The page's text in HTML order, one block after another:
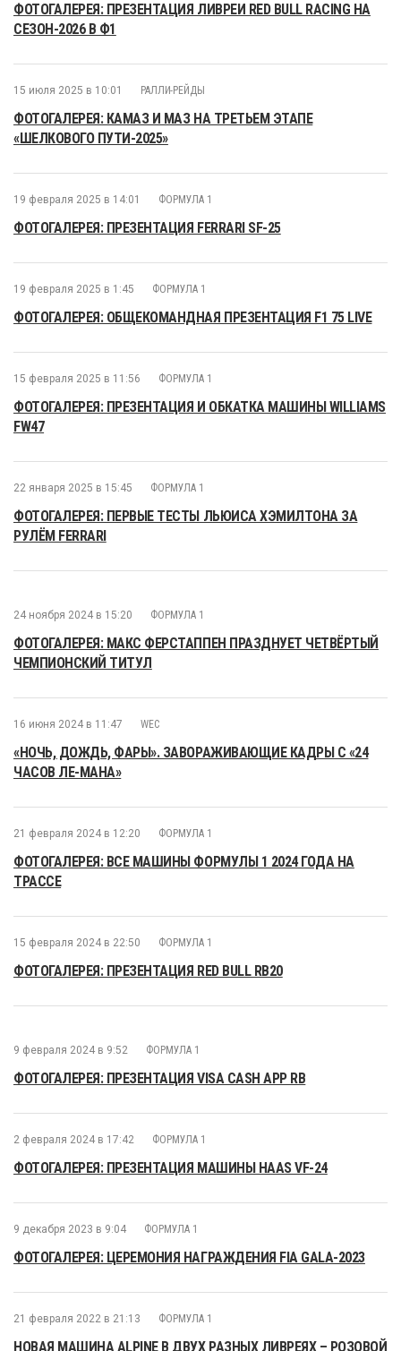
ФОТОГАЛЕРЕЯ: ПРЕЗЕНТАЦИЯ ЛИВРЕИ RED BULL RACING НА
СЕЗОН-2026 В Ф1
15 июля 2025 в 10:01 РАЛЛИ-РЕЙДЫ
ФОТОГАЛЕРЕЯ: КАМАЗ И МАЗ НА ТРЕТЬЕМ ЭТАПЕ
«ШЕЛКОВОГО ПУТИ-2025»
19 февраля 2025 в 14:01 ФОРМУЛА 1
ФОТОГАЛЕРЕЯ: ПРЕЗЕНТАЦИЯ FERRARI SF-25
19 февраля 2025 в 1:45 ФОРМУЛА 1
ФОТОГАЛЕРЕЯ: ОБЩЕКОМАНДНАЯ ПРЕЗЕНТАЦИЯ F1 75 LIVE
15 февраля 2025 в 11:56 ФОРМУЛА 1
ФОТОГАЛЕРЕЯ: ПРЕЗЕНТАЦИЯ И ОБКАТКА МАШИНЫ WILLIAMS
FW47
22 января 2025 в 15:45 ФОРМУЛА 1
ФОТОГАЛЕРЕЯ: ПЕРВЫЕ ТЕСТЫ ЛЬЮИСА ХЭМИЛТОНА ЗА
РУЛЁМ FERRARI
24 ноября 2024 в 15:20 ФОРМУЛА 1
ФОТОГАЛЕРЕЯ: МАКС ФЕРСТАППЕН ПРАЗДНУЕТ ЧЕТВЁРТЫЙ
ЧЕМПИОНСКИЙ ТИТУЛ
16 июня 2024 в 11:47 WEC
«НОЧЬ, ДОЖДЬ, ФАРЫ». ЗАВОРАЖИВАЮЩИЕ КАДРЫ С «24
ЧАСОВ ЛЕ-МАНА»
21 февраля 2024 в 12:20 ФОРМУЛА 1
ФОТОГАЛЕРЕЯ: ВСЕ МАШИНЫ ФОРМУЛЫ 1 2024 ГОДА НА
ТРАССЕ
15 февраля 2024 в 22:50 ФОРМУЛА 1
ФОТОГАЛЕРЕЯ: ПРЕЗЕНТАЦИЯ RED BULL RB20
9 февраля 2024 в 9:52 ФОРМУЛА 1
ФОТОГАЛЕРЕЯ: ПРЕЗЕНТАЦИЯ VISA CASH APP RB
2 февраля 2024 в 17:42 ФОРМУЛА 1
ФОТОГАЛЕРЕЯ: ПРЕЗЕНТАЦИЯ МАШИНЫ HAAS VF-24
9 декабря 2023 в 9:04 ФОРМУЛА 1
ФОТОГАЛЕРЕЯ: ЦЕРЕМОНИЯ НАГРАЖДЕНИЯ FIA GALA-2023
21 февраля 2022 в 21:13 ФОРМУЛА 1
НОВАЯ МАШИНА ALPINE В ДВУХ РАЗНЫХ ЛИВРЕЯХ – РОЗОВОЙ